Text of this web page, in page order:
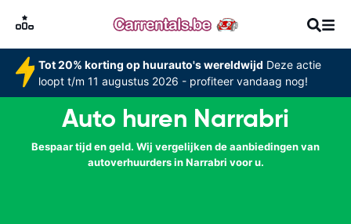
Tot 20% korting op huurauto's wereldwijd Deze actie
loopt t/m 11 augustus 2026 - profiteer vandaag nog!
Auto huren Narrabri
Bespaar tijd en geld. Wij vergelijken de aanbiedingen van
autoverhuurders in Narrabri voor u.